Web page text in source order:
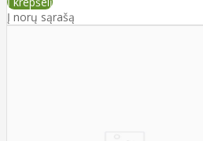
Į norų sąrašą